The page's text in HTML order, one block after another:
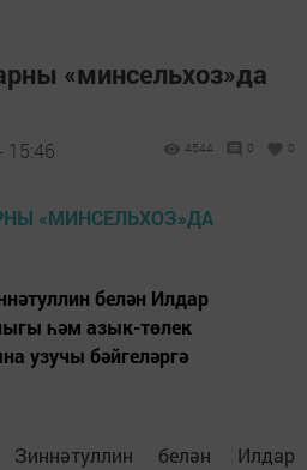
«минсельхоз»да
15:46 4544 0 0
белән Илдар
һәм азык-төлек
узучы бәйгеләргә
белән Илдар